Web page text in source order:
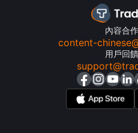
內容合
content-
用戶回